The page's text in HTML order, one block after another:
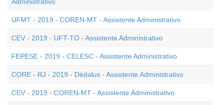
UFMT - 2019 - COREN-MT - Assistente Administrativo
CEV - 2019 - UFT-TO - Assistente Administrativo
FEPESE - 2019 - CELESC - Assistente Administrativo
CORE - RJ - 2019 - Dédalus - Assistente Administrativo
CEV - 2019 - COREN-MT - Assistente Administrativo